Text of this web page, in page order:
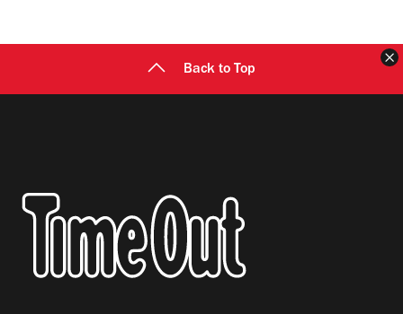
Back to Top